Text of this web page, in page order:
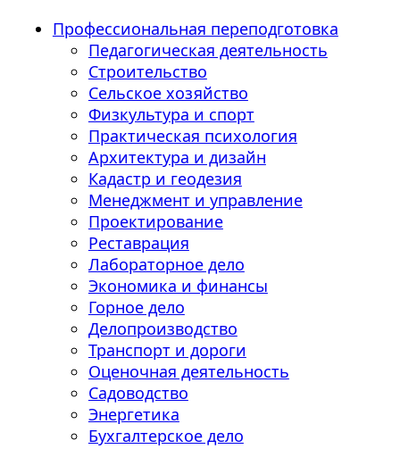
Профессиональная переподготовка
Педагогическая деятельность
Строительство
Сельское хозяйство
Физкультура и спорт
Практическая психология
Архитектура и дизайн
Кадастр и геодезия
Менеджмент и управление
Проектирование
Реставрация
Лабораторное дело
Экономика и финансы
Горное дело
Делопроизводство
Транспорт и дороги
Оценочная деятельность
Садоводство
Энергетика
Бухгалтерское дело